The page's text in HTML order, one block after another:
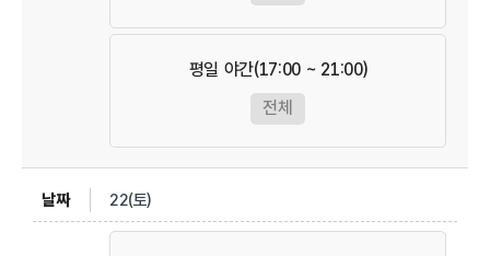
평일 야간(17:00 ~ 21:00)
전체
22(토)